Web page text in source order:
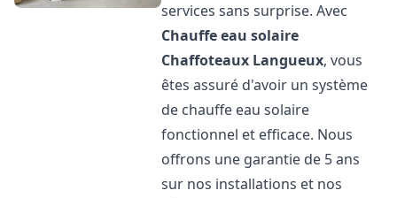
services sans surprise. Avec
Chauffe eau solaire
Chaffoteaux Langueux, vous
êtes assuré d'avoir un système
de chauffe eau solaire
fonctionnel et efficace. Nous
offrons une garantie de 5 ans
sur nos installations et nos